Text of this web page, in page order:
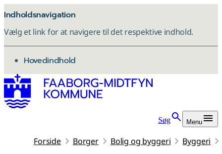
Indholdsnavigation
Vælg et link for at navigere til det respektive indhold.
gå til
Hovedindhold
Søg Menu
Forside Borger Bolig og byggeri Byggeri